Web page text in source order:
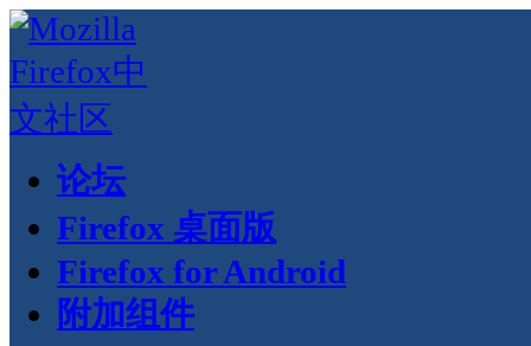
论坛
Firefox 桌面版
Firefox for Android
附加组件